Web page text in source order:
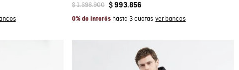
$1.698.900 $ 993.856
0% de interés hasta 3 cuotas